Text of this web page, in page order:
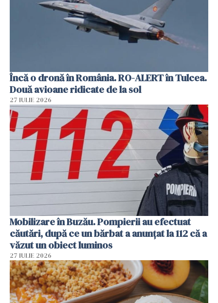
Încă o dronă în România. RO-ALERT în Tulcea.
Două avioane ridicate de la sol
27 IULIE 2026
Mobilizare în Buzău. Pompierii au efectuat
căutări, după ce un bărbat a anunțat la 112 că a
văzut un obiect luminos
27 IULIE 2026